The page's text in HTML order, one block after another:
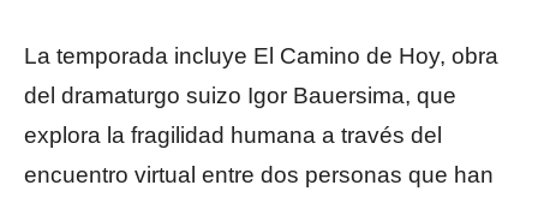
La temporada incluye El Camino de Hoy, obra
del dramaturgo suizo Igor Bauersima, que
explora la fragilidad humana a través del
encuentro virtual entre dos personas que han